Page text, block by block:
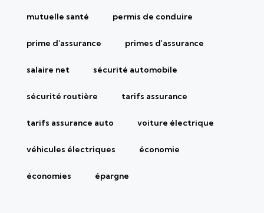
mutuelle santé permis de conduire
prime d'assurance primes d'assurance
salaire net sécurité automobile
sécurité routière tarifs assurance
tarifs assurance auto voiture électrique
véhicules électriques économie
économies épargne